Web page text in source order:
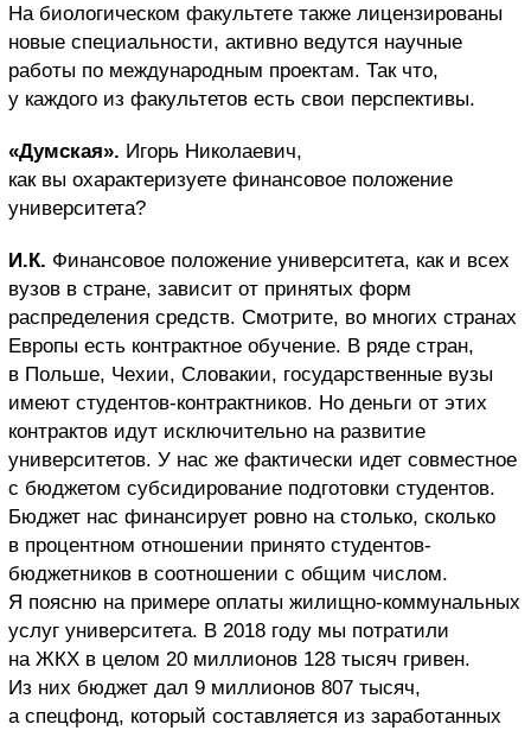
На биологическом факультете также лицензированы
новые специальности, активно ведутся научные
работы по международным проектам. Так что,
у каждого из факультетов есть свои перспективы.
«Думская». Игорь Николаевич,
как вы охарактеризуете финансовое положение
университета?
И.К. Финансовое положение университета, как и всех
вузов в стране, зависит от принятых форм
распределения средств. Смотрите, во многих странах
Европы есть контрактное обучение. В ряде стран,
в Польше, Чехии, Словакии, государственные вузы
имеют студентов-контрактников. Но деньги от этих
контрактов идут исключительно на развитие
университетов. У нас же фактически идет совместное
с бюджетом субсидирование подготовки студентов.
Бюджет нас финансирует ровно на столько, сколько
в процентном отношении принято студентов-
бюджетников в соотношении с общим числом.
Я поясню на примере оплаты жилищно-коммунальных
услуг университета. В 2018 году мы потратили
на ЖКХ в целом 20 миллионов 128 тысяч гривен.
Из них бюджет дал 9 миллионов 807 тысяч,
а спецфонд, который составляется из заработанных